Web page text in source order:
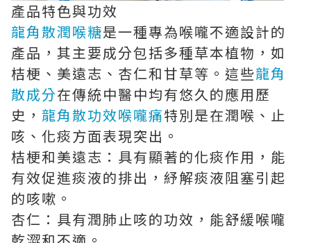
產品特色與功效
龍角散潤喉糖是一種專為喉嚨不適設計的
產品，其主要成分包括多種草本植物，如
桔梗、美遠志、杏仁和甘草等。這些龍角
散成分在傳統中醫中均有悠久的應用歷
史， 龍角散功效喉嚨痛特別是在潤喉、止
咳、化痰方面表現突出。
桔梗和美遠志：具有顯著的化痰作用，能
有效促進痰液的排出，紓解痰液阻塞引起
的咳嗽。
杏仁：具有潤肺止咳的功效，能舒緩喉嚨